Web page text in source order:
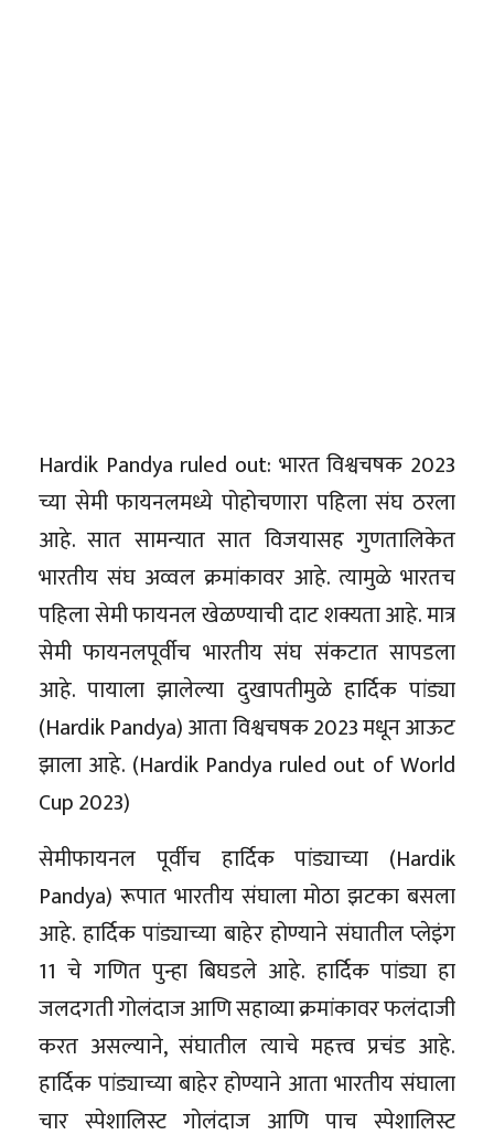
Hardik Pandya ruled out: भारत विश्वचषक 2023
च्या सेमी फायनलमध्ये पोहोचणारा पहिला संघ ठरला
आहे. सात सामन्यात सात विजयासह गुणतालिकेत
भारतीय संघ अव्वल क्रमांकावर आहे. त्यामुळे भारतच
पहिला सेमी फायनल खेळण्याची दाट शक्यता आहे. मात्र
सेमी फायनलपूर्वीच भारतीय संघ संकटात सापडला
आहे. पायाला झालेल्या दुखापतीमुळे हार्दिक पांड्या
(Hardik Pandya) आता विश्वचषक 2023 मधून आऊट
झाला आहे. (Hardik Pandya ruled out of World
Cup 2023)
सेमीफायनल पूर्वीच हार्दिक पांड्याच्या (Hardik
Pandya) रूपात भारतीय संघाला मोठा झटका बसला
आहे. हार्दिक पांड्याच्या बाहेर होण्याने संघातील प्लेइंग
11 चे गणित पुन्हा बिघडले आहे. हार्दिक पांड्या हा
जलदगती गोलंदाज आणि सहाव्या क्रमांकावर फलंदाजी
करत असल्याने, संघातील त्याचे महत्त्व प्रचंड आहे.
हार्दिक पांड्याच्या बाहेर होण्याने आता भारतीय संघाला
चार स्पेशालिस्ट गोलंदाज आणि पाच स्पेशालिस्ट